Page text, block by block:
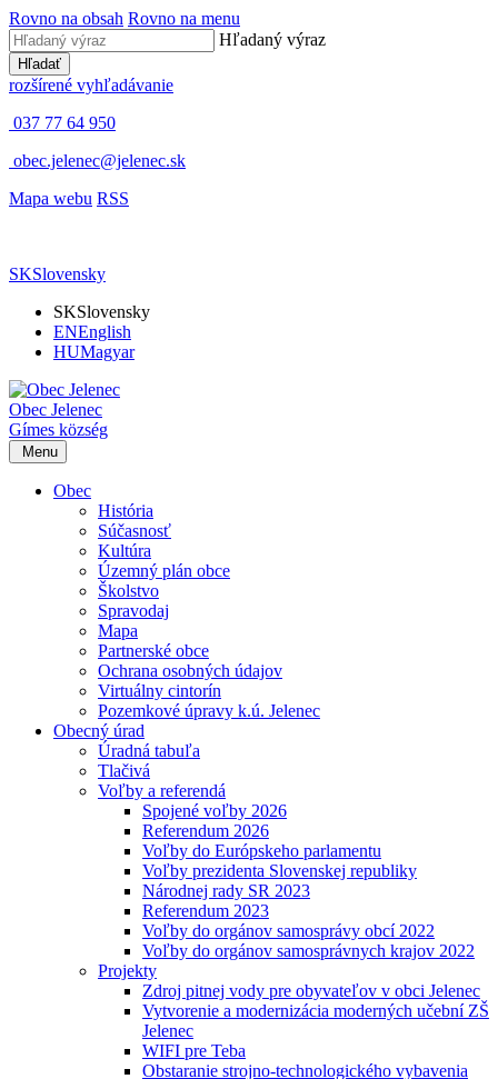
Rovno na obsah Rovno na menu
Hľadaný výraz
Hľadať
rozšírené vyhľadávanie
037 77 64 950
obec.jelenec@jelenec.sk
Mapa webu RSS
SKSlovensky
SKSlovensky
ENEnglish
HUMagyar
Obec Jelenec
Gímes község
Menu
Obec
História
Súčasnosť
Kultúra
Územný plán obce
Školstvo
Spravodaj
Mapa
Partnerské obce
Ochrana osobných údajov
Virtuálny cintorín
Pozemkové úpravy k.ú. Jelenec
Obecný úrad
Úradná tabuľa
Tlačivá
Voľby a referendá
Spojené voľby 2026
Referendum 2026
Voľby do Európskeho parlamentu
Voľby prezidenta Slovenskej republiky
Národnej rady SR 2023
Referendum 2023
Voľby do orgánov samosprávy obcí 2022
Voľby do orgánov samosprávnych krajov 2022
Projekty
Zdroj pitnej vody pre obyvateľov v obci Jelenec
Vytvorenie a modernizácia moderných učební ZŠ
Jelenec
WIFI pre Teba
Obstaranie strojno-technologického vybavenia